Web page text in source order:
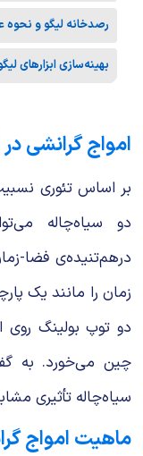
رصدخانه لیگو و نحوه
بهینه‌سازی ابزارهای
امواج گرانشی
بر اساس تئوری
دو سیاه‌چاله
درهم‌تنیده‌ی فضا-
زمان را مانند یک
دو توپ بولینگ روی
چین می‌خورد. به
سیاه‌چاله تأثیری
ماهیت امواج